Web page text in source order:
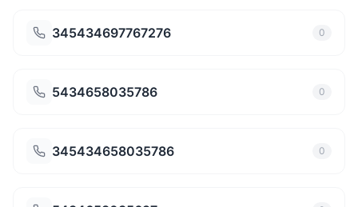
345434697767276 0
5434658035786 0
345434658035786 0